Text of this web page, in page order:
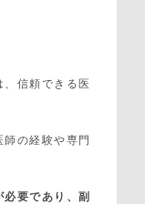
信頼できる医
の経験や専門
要であり、副